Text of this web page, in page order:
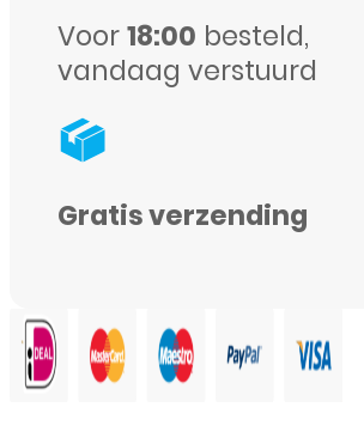
Incell
Kwaliteit
Zwart
aantal
Voor18:00 besteld,
vandaag verstuurd
Gratis verzending